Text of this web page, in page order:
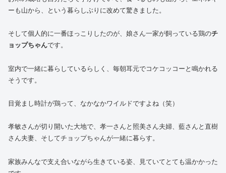
ーも山から、という暮らしぶりに改めて驚きました。
そして個人的に一番ほっこりしたのが、娘さん一家が飼っている鶏のチ
ョップちゃんです。
室内で一緒に暮らしているらしく、毎朝耳元でコケコッコーと鳴かれる
そうです。
目覚まし時計が鶏って、なかなかワイルドですよね（笑）
孝敏さんが切り開いた大地で、孝一さんと照美さん夫婦、藍さんと直樹
さん夫妻、そしてチョップちゃんが一緒に暮らす。
家族みんなで支え合いながら生きている姿、見ていてとても温かかった